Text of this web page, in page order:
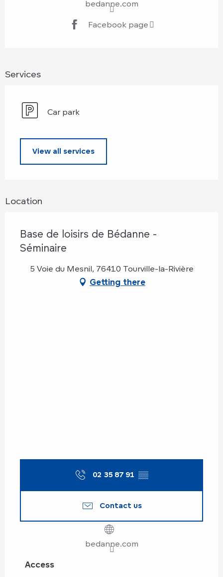
bedanne.com
Facebook page
Services
Car park
View all services
Location
Base de loisirs de Bédanne -
Séminaire
5 Voie du Mesnil, 76410 Tourville-la-Rivière
Getting there
02 35 87 91 ▒▒
Contact us
bedanne.com
Access
Access